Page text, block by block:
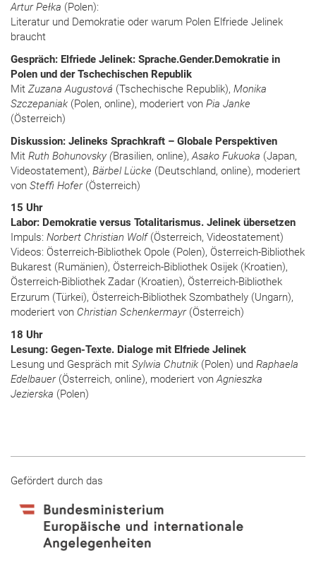
Artur Pełka (Polen):
Literatur und Demokratie oder warum Polen Elfriede Jelinek
braucht
Gespräch: Elfriede Jelinek: Sprache.Gender.Demokratie in
Polen und der Tschechischen Republik
Mit Zuzana Augustová (Tschechische Republik), Monika
Szczepaniak (Polen, online), moderiert von Pia Janke
(Österreich)
Diskussion: Jelineks Sprachkraft – Globale Perspektiven
Mit Ruth Bohunovsky (Brasilien, online),Asako Fukuoka (Japan,
Videostatement), Bärbel Lücke (Deutschland, online), moderiert
von Steffi Hofer (Österreich)
15 Uhr
Labor: Demokratie versus Totalitarismus. Jelinek übersetzen
Impuls: Norbert Christian Wolf(Österreich, Videostatement)
Videos: Österreich-Bibliothek Opole (Polen), Österreich-Bibliothek
Bukarest (Rumänien), Österreich-Bibliothek Osijek (Kroatien),
Österreich-Bibliothek Zadar (Kroatien), Österreich-Bibliothek
Erzurum (Türkei), Österreich-Bibliothek Szombathely (Ungarn),
moderiert von Christian Schenkermayr (Österreich)
18 Uhr
Lesung: Gegen-Texte. Dialoge mit Elfriede Jelinek
Lesung und Gespräch mit Sylwia Chutnik (Polen) und Raphaela
Edelbauer(Österreich, online), moderiert vonAgnieszka
Jezierska (Polen)
Gefördert durch das